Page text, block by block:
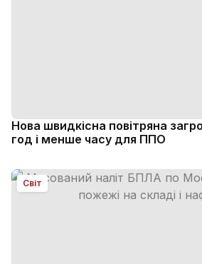
Нова швидкісна повітряна
год і менше часу для ППО
Світ